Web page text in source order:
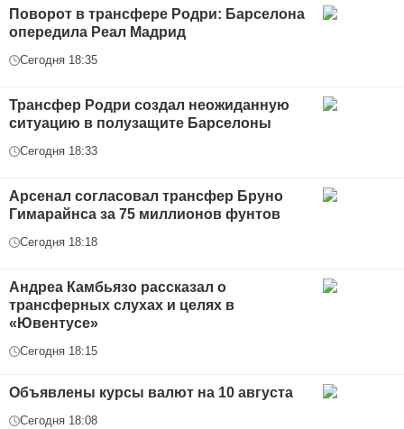
Поворот в трансфере Родри: Барселона
опередила Реал Мадрид
Сегодня 18:35
Трансфер Родри создал неожиданную
ситуацию в полузащите Барселоны
Сегодня 18:33
Арсенал согласовал трансфер Бруно
Гимарайнса за 75 миллионов фунтов
Сегодня 18:18
Андреа Камбьязо рассказал о
трансферных слухах и целях в
«Ювентусе»
Сегодня 18:15
Объявлены курсы валют на 10 августа
Сегодня 18:08